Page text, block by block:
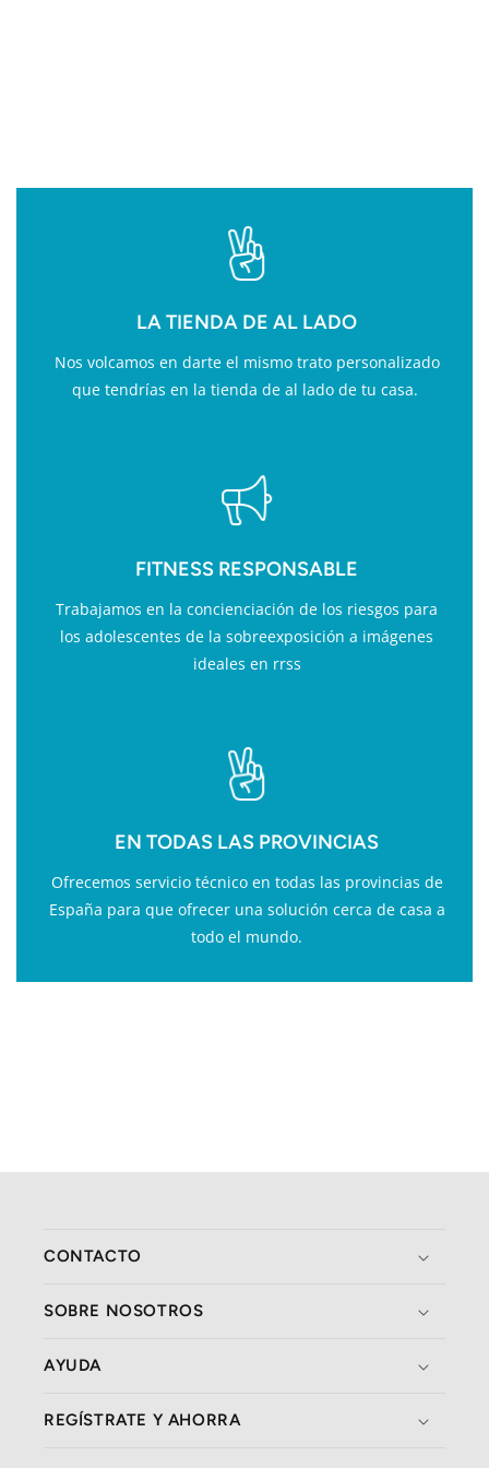
LA TIENDA DE AL LADO
Nos volcamos en darte el mismo trato personalizado
que tendrías en la tienda de al lado de tu casa.
FITNESS RESPONSABLE
Trabajamos en la concienciación de los riesgos para
los adolescentes de la sobreexposición a imágenes
ideales en rrss
EN TODAS LAS PROVINCIAS
Ofrecemos servicio técnico en todas las provincias de
España para que ofrecer una solución cerca de casa a
todo el mundo.
CONTACTO
SOBRE NOSOTROS
AYUDA
REGÍSTRATE Y AHORRA